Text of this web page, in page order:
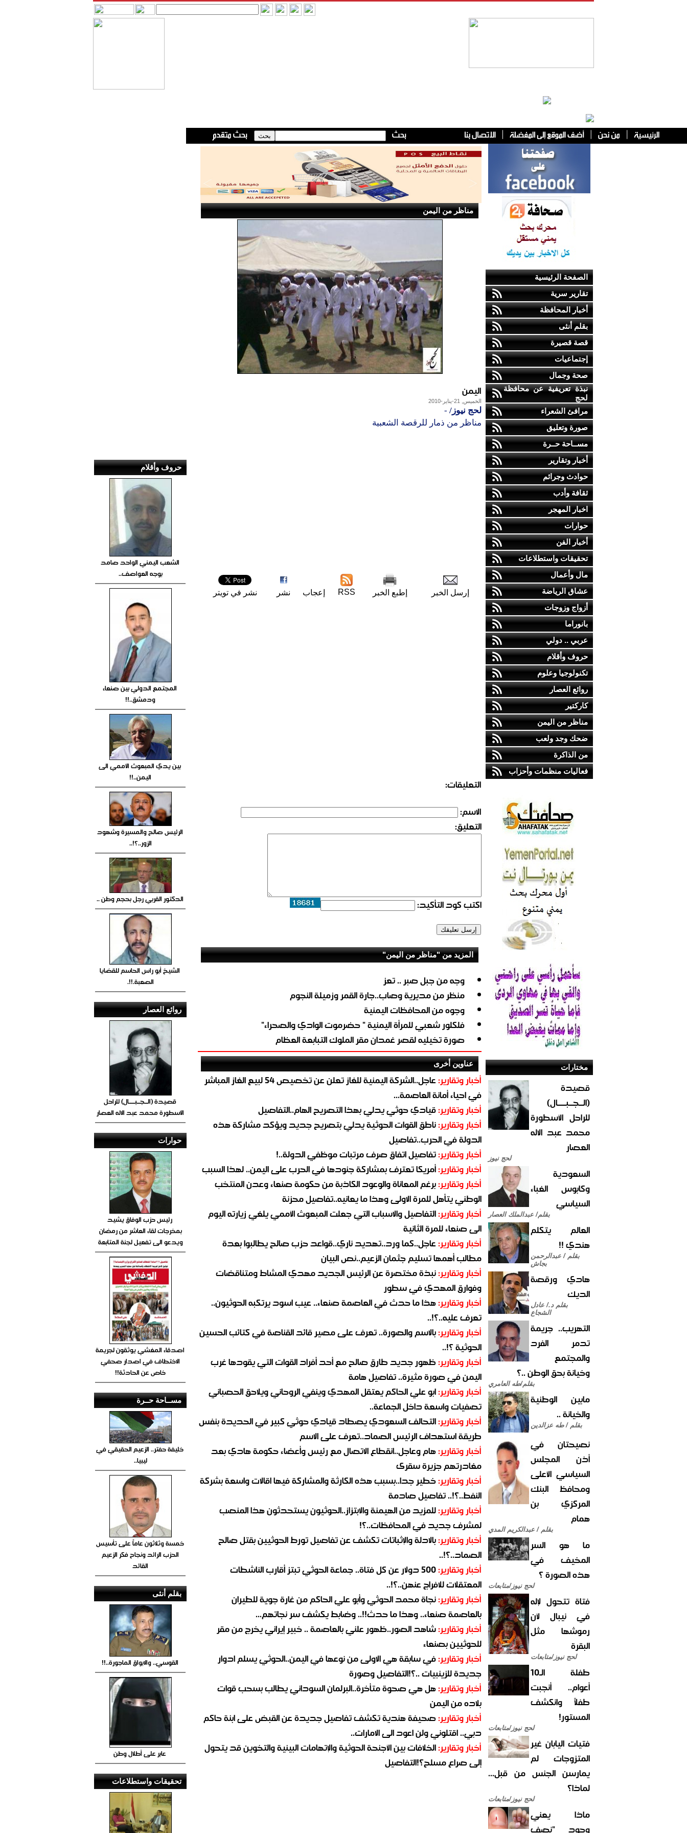
الصفحة الرئيسية
تقارير سرية
أخبار المحافظة
بقلم أنثى
قصة قصيرة
إجتماعيات
صحة وجمال
نبذة تعريفية عن محافظة
لحج
مرافئ الشعراء
صورة وتعليق
مســاحة حــرة
أخبار وتقارير
حوادث وجرائم
ثقافة وأدب
اخبار المهجر
حوارات
أخبار الفن
تحقيقات واستطلاعات
مال وأعمال
عشاق الرياضة
أزواج وزوجات
بانوراما
عربي .. دولي
حروف وأقلام
تكنولوجيا وعلوم
روائع العصار
كاركتير
مناظر من اليمن
ضحك وجد ولعب
من الذاكرة
فعاليات منظمات وأحزاب
مختارات
قصيدة
(الــجــبــــال)
للراحل الأسطورة
محمد عبد الاله
العصار
لحج نيوز
السعودية
وكابوس الغباء
السياسي
بقلم/ عبدالملك العصار
العالم يتكلم
هندي !!
بقلم / عبدالرحمن
بجاش
هادي ورقصة
الديك
بقلم د./ عادل
الشجاع
التهريب.. جريمة
تدمر الفرد
والمجتمع
وخيانة بحق الوطن ..؟
بقلم/طه العامري
مابين الوطنية
والخيانة ..
بقلم / طه عزالدين
نصيحتان في
أذن المجلس
السياسي الأعلى
ومحافظ البنك
المركزي بن
همام
بقلم / عبدالكريم المدي
ما هو السر
المخيف في
هذه الصورة ؟
لحج نيوز/متابعات
فتاة تتحول لإله
في نيبال لأن
رموشها مثل
البقرة
لحج نيوز/متابعات
طفلة الـ10
أعوام.. أنجبت
طفلاً وانكشف
المستور!
لحج نيوز/متابعات
فتيات اليابان غير
المتزوجات لم
يمارسن الجنس من قبل...
لماذا؟
لحج نيوز/متابعات
ماذا يعني
وجود "نصف
مناظر من اليمن
اليمن
الخميس, 21-يناير-2010
لحج نيوز/ -
مناظر من ذمار للرقصة الشعبية
إرسل الخبر إطبع الخبر RSS إعجاب نشر نشر في تويتر
التعليقات:
الاسم:
التعليق:
اكتب كود التأكيد:
المزيد من "مناظر من اليمن"
وجه من جبل صبر .. تعز
منظر من مديرية وصاب..جارة القمر وزميلة النجوم
وجوه من المحافظات اليمنية
فلكلور شعبي للمرأة اليمنية " حضرموت الوادي والصحراء"
صورة تخيليه لقصر غمدان مقر الملوك التبابعة العظام
عناوين أخرى
أخبار وتقارير:
عاجل..الشركة اليمنية للغاز تعلن عن تخصيص 54 لبيع الغاز المباشر
في احياء أمانة العاصمة...
أخبار وتقارير:قيادي حوثي يدلي بهذا التصريح الهام..التفاصيل
أخبار وتقارير:ناطق القوات الحوثية يدلي بتصريح جديد ويؤكد مشاركة هذه
الدولة في الحرب..تفاصيل
أخبار وتقارير:تفاصيل اتفاق صرف مرتبات موظفي الدولة..!
أخبار وتقارير:أمريكا تعترف بمشاركة جنودها في الحرب على اليمن.. لهذا السبب
أخبار وتقارير:برغم المعاناة والوعود الكاذبة من حكومة صنعاء وعدن المنتخب
الوطني يتأهل للمرة الاولى وهذا ما يعانيه..تفاصيل محزنة
أخبار وتقارير:التفاصيل والاسباب التي جعلت المبعوث الأممي يلغي زيارته اليوم
الى صنعاء للمرة الثانية
أخبار وتقارير:عاجل..كما ورد..تهديد ناري..قواعد حزب صالح يطالبوا بعدة
مطالب أهمها تسليم جثمان الزعيم..نص البيان
أخبار وتقارير:نبذة مختصرة عن الرئيس الجديد مهدي المشاط ومتناقضات
وفوارق المهدي في سطور
أخبار وتقارير:هذا ما حدث في العاصمة صنعاء.. عيب اسود يرتكبه الحوثيون..
تعرف عليه..؟!..
أخبار وتقارير:بالاسم والصورة.. تعرف على مصير قائد القناصة في كتائب الحسين
الحوثية ؟!..
أخبار وتقارير:ظهور جديد طارق صالح مع أحد أفراد القوات التي يقودها غرب
اليمن في صورة مثيرة.. تفاصيل هامة
أخبار وتقارير:ابو علي الحاكم يعتقل المهدي وينفي الروحاني ويلاحق الحصباني
تصفيات واسعة داخل الجماعة..
أخبار وتقارير:التحالف السعودي يصطاد قيادي حوثي كبير في الحديدة بنفس
طريقة استهداف الرئيس الصماد..تعرف على الاسم
أخبار وتقارير:هام وعاجل..انقطاع الاتصال مع رئيس وأعضاء حكومة هادي بعد
مغادرتهم جزيرة سقرى
أخبار وتقارير:خطير جدا..بسبب هذه الكارثة والمشاركة فيها اقالات واسعة بشركة
النفط..؟!.. تفاصيل صادمة
أخبار وتقارير:للمزيد من الهيمنة والابتزاز..الحوثيون يستحدثون هذا المنصب
لمشرف جديد في المحافظات..؟!
أخبار وتقارير:بالادلة والإثباتات تكشف عن تفاصيل تورط الحوثيين بقتل صالح
الصماد..؟!..
أخبار وتقارير:
500 دولار عن كل فتاة.. جماعة الحوثي تبتز أقارب الناشطات
المعتقلات للافراج عنهن..؟!..
أخبار وتقارير:نجاة محمد الحوثي وأبو علي الحاكم من غارة جوية للطيران
بالعاصمة صنعاء.. وهذا ما حدث!!.. وضابط يكشف سر نجاتهم...
أخبار وتقارير:شاهد الصور..ظهور علني بالعاصمة .. خبير إيراني يخرج من مقر
للحوثيين بصنعاء
أخبار وتقارير:في سابقة هي الاولى من نوعها في اليمن..الحوثي يسلم ادوار
جديدة للزينبيات ..؟!التفاصيل وصورة
أخبار وتقارير:هل هي صحوة متأخرة..البرلمان السوداني يطالب بسحب قوات
بلاده من اليمن
أخبار وتقارير:صحيفة هندية تكشف تفاصيل جديدة عن القبض على ابنة حاكم
دبي.. اقتلوني ولن اعود الى الامارات..
أخبار وتقارير:الخلافات بين الأجنحة الحوثية والإتهامات البينية والتخوين قد يتحول
إلى صراع مسلح؟!التفاصيل
حروف وأقلام
الشعب اليمني الواحد صامد
بوجه العواصف..
المجتمع الدولي بين صنعاء
ودمشق..!!
بين يدي المبعوث الأممي الى
اليمن..!!
الرئيس صالح والمسيرة وشهود
الزور..؟!..
الدكتور القربي رجل بحجم وطن ..
الشيخ أبو راس الحاسم للقضايا
الصعبة.!!.
روائع العصار
قصيدة (الــجــبــــال) للراحل
الأسطورة محمد عبد الاله العصار
حوارات
رئيس حزب الوفاق يشيد
بمخرجات لقاء العاشر من رمضان
ويدعو الى تفعيل لجنة المتابعة
اصدقاء المغشي يوثقون لجريمة
الاختطاف في اصدار صحفي
خاص عن الحادثة!!
مســاحة حــرة
خليفة حفتر.. الزعيم الحقيقي في
ليبيا..
خمسة وثلاثون عاماً على تأسيس
الحزب الرائد ونجاح فكر الزعيم
القائد
بقلم أنثى
القوسي.. والابواق الماجورة..!!
عابر على أطلال وطن
تحقيقات واستطلاعات